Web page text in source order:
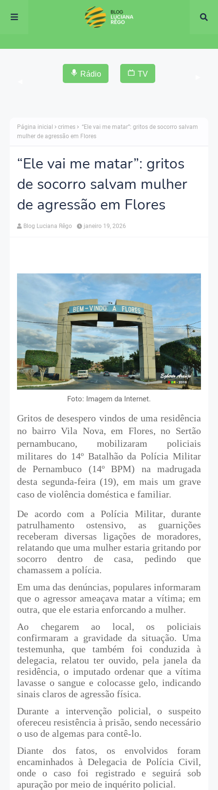
Rádio TV
Página inicial crimes
“Ele vai me matar”: gritos de socorro salvam
mulher de agressão em Flores
“Ele vai me matar”: gritos
de socorro salvam mulher
de agressão em Flores
Blog Luciana Rêgo janeiro 19, 2026
Foto: Imagem da Internet.
Gritos de desespero vindos de uma residência
no bairro Vila Nova, em Flores, no Sertão
pernambucano, mobilizaram policiais
militares do 14º Batalhão da Polícia Militar
de Pernambuco (14º BPM) na madrugada
desta segunda-feira (19), em mais um grave
caso de violência doméstica e familiar.
De acordo com a Polícia Militar, durante
patrulhamento ostensivo, as guarnições
receberam diversas ligações de moradores,
relatando que uma mulher estaria gritando por
socorro dentro de casa, pedindo que
chamassem a polícia.
Em uma das denúncias, populares informaram
que o agressor ameaçava matar a vítima; em
outra, que ele estaria enforcando a mulher.
Ao chegarem ao local, os policiais
confirmaram a gravidade da situação. Uma
testemunha, que também foi conduzida à
delegacia, relatou ter ouvido, pela janela da
residência, o imputado ordenar que a vítima
lavasse o sangue e colocasse gelo, indicando
sinais claros de agressão física.
Durante a intervenção policial, o suspeito
ofereceu resistência à prisão, sendo necessário
o uso de algemas para contê-lo.
Diante dos fatos, os envolvidos foram
encaminhados à Delegacia de Polícia Civil,
onde o caso foi registrado e seguirá sob
apuração por meio de inquérito policial.